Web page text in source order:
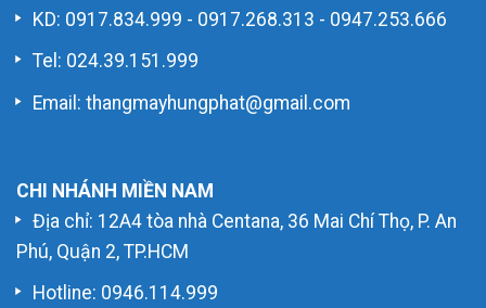
KD: 0917.834.999 - 0917.268.313 - 0947.253.666
Tel: 024.39.151.999
Email: thangmayhungphat@gmail.com
CHI NHÁNH MIỀN NAM
Địa chỉ: 12A4 tòa nhà Centana, 36 Mai Chí Thọ, P. An
Phú, Quận 2, TP.HCM
Hotline: 0946.114.999